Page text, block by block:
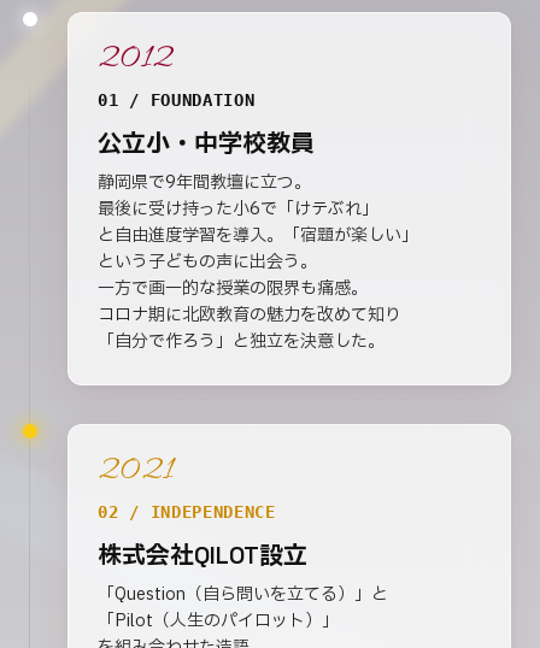
2012
01 / FOUNDATION
公立小・中学校教員
静岡県で9年間教壇に立つ。
最後に受け持った小6で「けテぶれ」
と自由進度学習を導入。「宿題が楽しい」
という子どもの声に出会う。
一方で画一的な授業の限界も痛感。
コロナ期に北欧教育の魅力を改めて知り
「自分で作ろう」と独立を決意した。
2021
02 / INDEPENDENCE
株式会社QILOT設立
「Question（自ら問いを立てる）」と
「Pilot（人生のパイロット）」